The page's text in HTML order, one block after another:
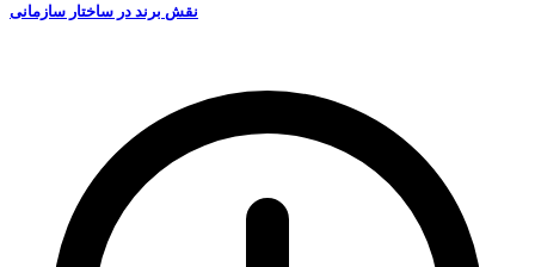
نقش برند در ساختار سازمانی